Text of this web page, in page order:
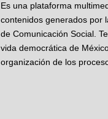
Es una plataforma
contenidos generados por
de Comunicación Social.
vida democrática de
organización de los